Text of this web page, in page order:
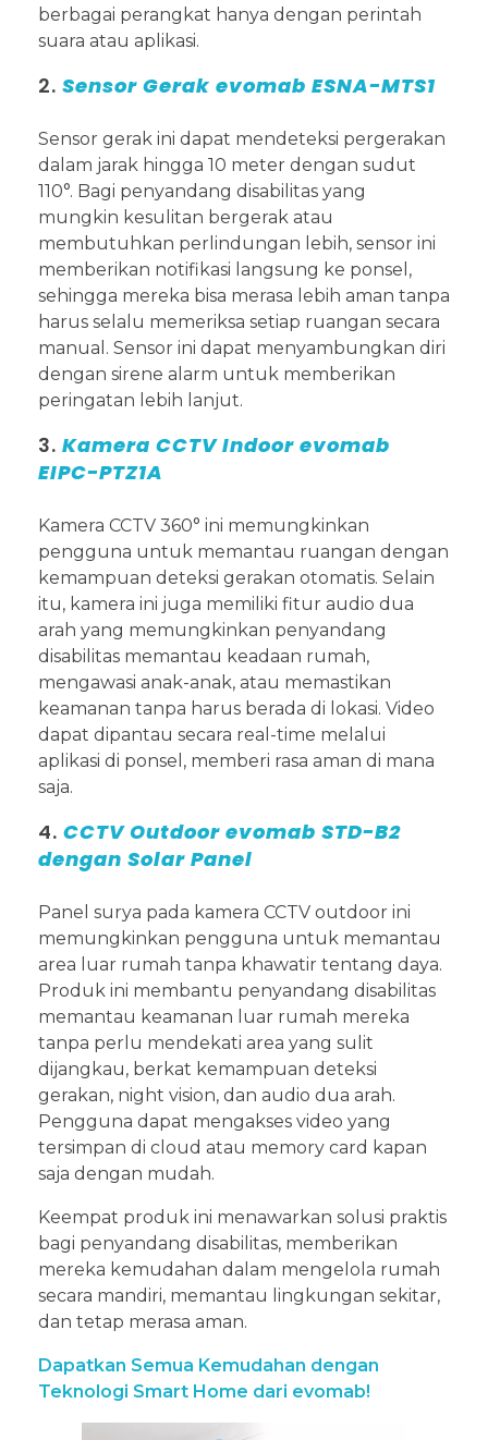
berbagai perangkat hanya dengan perintah
suara atau aplikasi.
2. Sensor Gerak evomab ESNA-MTS1
Sensor gerak ini dapat mendeteksi pergerakan
dalam jarak hingga 10 meter dengan sudut
110°. Bagi penyandang disabilitas yang
mungkin kesulitan bergerak atau
membutuhkan perlindungan lebih, sensor ini
memberikan notifikasi langsung ke ponsel,
sehingga mereka bisa merasa lebih aman tanpa
harus selalu memeriksa setiap ruangan secara
manual. Sensor ini dapat menyambungkan diri
dengan sirene alarm untuk memberikan
peringatan lebih lanjut.
3. Kamera CCTV Indoor evomab
EIPC-PTZ1A
Kamera CCTV 360° ini memungkinkan
pengguna untuk memantau ruangan dengan
kemampuan deteksi gerakan otomatis. Selain
itu, kamera ini juga memiliki fitur audio dua
arah yang memungkinkan penyandang
disabilitas memantau keadaan rumah,
mengawasi anak-anak, atau memastikan
keamanan tanpa harus berada di lokasi. Video
dapat dipantau secara real-time melalui
aplikasi di ponsel, memberi rasa aman di mana
saja.
4. CCTV Outdoor evomab STD-B2
dengan Solar Panel
Panel surya pada kamera CCTV outdoor ini
memungkinkan pengguna untuk memantau
area luar rumah tanpa khawatir tentang daya.
Produk ini membantu penyandang disabilitas
memantau keamanan luar rumah mereka
tanpa perlu mendekati area yang sulit
dijangkau, berkat kemampuan deteksi
gerakan, night vision, dan audio dua arah.
Pengguna dapat mengakses video yang
tersimpan di cloud atau memory card kapan
saja dengan mudah.
Keempat produk ini menawarkan solusi praktis
bagi penyandang disabilitas, memberikan
mereka kemudahan dalam mengelola rumah
secara mandiri, memantau lingkungan sekitar,
dan tetap merasa aman.
Dapatkan Semua Kemudahan dengan
Teknologi Smart Home dari evomab!